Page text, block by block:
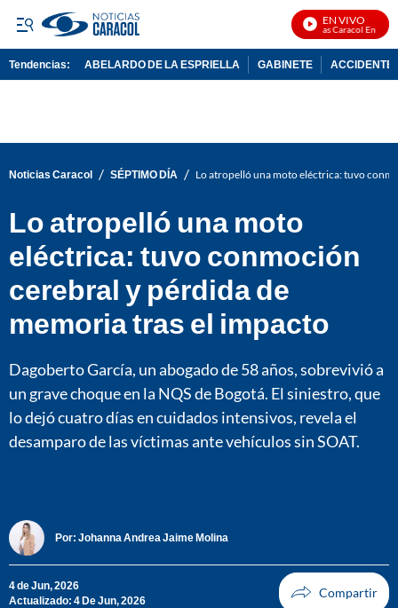
EN VIVO
Noticias Caracol En Vivo
Tendencias: ABELARDO DE LA ESPRIELLA GABINETE ACCIDENTE
Noticias Caracol / SÉPTIMO DÍA / Lo atropelló una moto eléctrica: tuvo
Lo atropelló una moto
eléctrica: tuvo conmoción
cerebral y pérdida de
memoria tras el impacto
Dagoberto García, un abogado de 58 años, sobrevivió a
un grave choque en la NQS de Bogotá. El siniestro, que
lo dejó cuatro días en cuidados intensivos, revela el
desamparo de las víctimas ante vehículos sin SOAT.
Por: Johanna Andrea Jaime Molina
4 de Jun, 2026
Actualizado: 4 De Jun, 2026